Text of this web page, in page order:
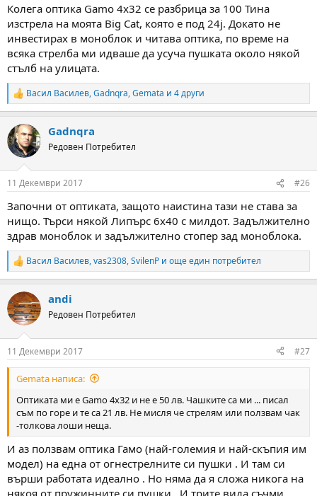
Колега оптика Gamo 4x32 се разбрица за 100 Тина
изстрела на моята Big Cat, която е под 24j. Докато не
инвестирах в моноблок и читава оптика, по време на
всяка стрелба ми идваше да усуча пушката около някой
стълб на улицата.
R
e
c
t
i
s
Васил Василев,Gadnqra,Gemata и 4 други
Gadnqra
Редовен Потребител
11 Декември 2017 #26
Започни от оптиката, защото наистина тази не става за
нищо. Търси някой Липърс 6х40 с милдот. Задължително
здрав моноблок и задължително стопер зад моноблока.
R
e
c
t
i
s
:
Васил Василев,vas2308,SvilenP и още един потребител
andi
Редовен Потребител
11 Декември 2017 #27
Gemata написа:
Оптиката ми е Gamo 4x32 и не е 50 лв. Чашките са ми ... писал
съм по горе и те са 21 лв. Не мисля че стрелям или ползвам чак
-толкова лоши неща.
И аз ползвам оптика Гамо (най-големия и най-скъпия им
модел) на една от огнестрелните си пушки . И там си
върши работата идеално . Но няма да я сложа никога на
някоя от пружинните си пушки . И трите вида съчми